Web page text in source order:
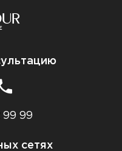
99 99
сетях